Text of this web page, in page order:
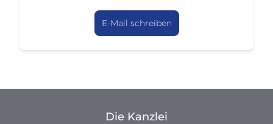
E-Mail schreiben
Die Kanzlei